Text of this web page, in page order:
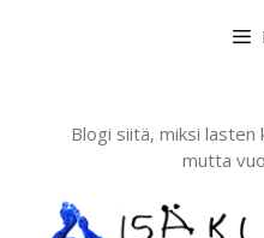
Blogi siitä, miksi
mutta